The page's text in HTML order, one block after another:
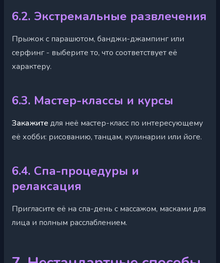
6.2. Экстремальные развлечения
Прыжок с парашютом, банджи-джампинг или
серфинг - выберите то, что соответствует её
характеру.
6.3. Мастер-классы и курсы
Закажитедля неё мастер-класс по интересующему
её хобби: рисованию, танцам, кулинарии или йоге.
6.4. Спа-процедуры и
релаксация
Пригласите её на спа-день с массажом, масками для
лица и полным расслаблением.